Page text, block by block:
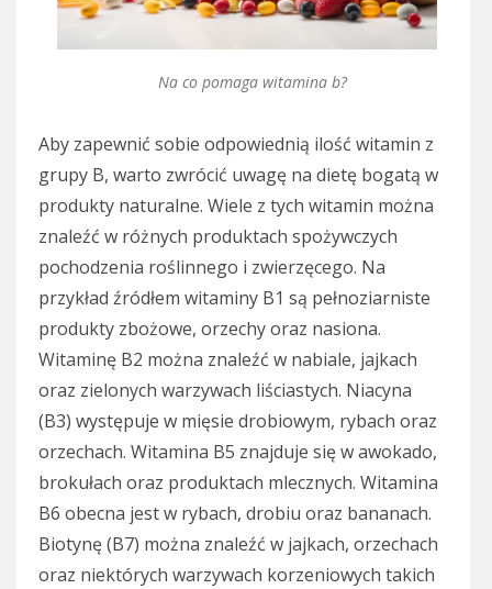
Na co pomaga witamina b?
Aby zapewnić sobie odpowiednią ilość witamin z
grupy B, warto zwrócić uwagę na dietę bogatą w
produkty naturalne. Wiele z tych witamin można
znaleźć w różnych produktach spożywczych
pochodzenia roślinnego i zwierzęcego. Na
przykład źródłem witaminy B1 są pełnoziarniste
produkty zbożowe, orzechy oraz nasiona.
Witaminę B2 można znaleźć w nabiale, jajkach
oraz zielonych warzywach liściastych. Niacyna
(B3) występuje w mięsie drobiowym, rybach oraz
orzechach. Witamina B5 znajduje się w awokado,
brokułach oraz produktach mlecznych. Witamina
B6 obecna jest w rybach, drobiu oraz bananach.
Biotynę (B7) można znaleźć w jajkach, orzechach
oraz niektórych warzywach korzeniowych takich